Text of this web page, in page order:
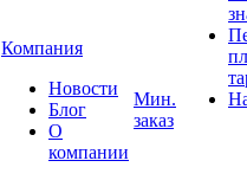
Компания
Новости
Блог
О
компании
Мин.
заказ